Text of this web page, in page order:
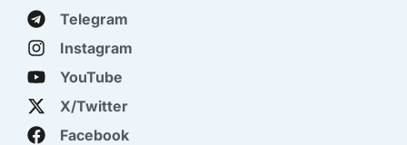
Telegram
Instagram
YouTube
X/Twitter
Facebook